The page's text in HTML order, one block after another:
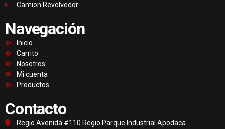
Camion Revolvedor
Navegación
Inicio
Carrito
Nosotros
Mi cuenta
Productos
Contacto
Regio Avenida #110 Regio Parque Industrial Apodaca